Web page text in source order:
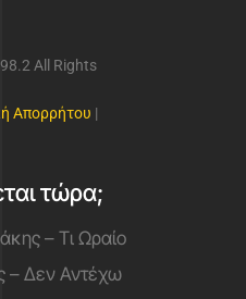
All Rights
Απορρήτου |
τώρα;
– Τι Ωραίο
– Δεν Αντέχω